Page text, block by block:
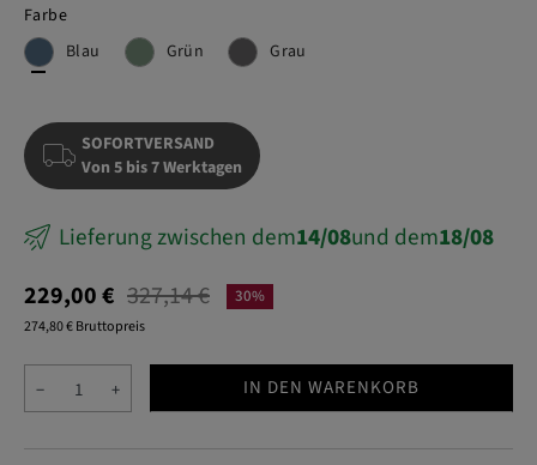
Farbe
Blau
Grün Grau
SOFORTVERSAND
Von 5 bis 7 Werktagen
Lieferung zwischen dem14/08und dem18/08
30%
229,00 € 327,14 €
274,80 € Bruttopreis
− + IN DEN WARENKORB